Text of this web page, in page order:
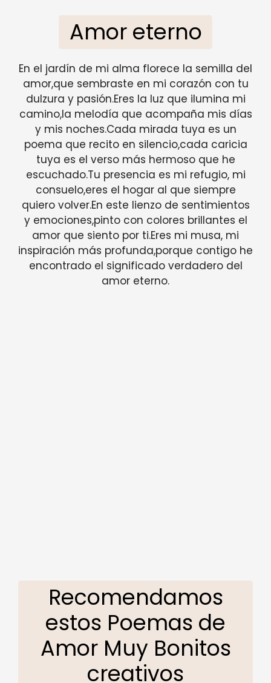
Amor eterno
En el jardín de mi alma florece la semilla del
amor,que sembraste en mi corazón con tu
dulzura y pasión.Eres la luz que ilumina mi
camino,la melodía que acompaña mis días
y mis noches.Cada mirada tuya es un
poema que recito en silencio,cada caricia
tuya es el verso más hermoso que he
escuchado.Tu presencia es mi refugio, mi
consuelo,eres el hogar al que siempre
quiero volver.En este lienzo de sentimientos
y emociones,pinto con colores brillantes el
amor que siento por ti.Eres mi musa, mi
inspiración más profunda,porque contigo he
encontrado el significado verdadero del
amor eterno.
Recomendamos
estos Poemas de
Amor Muy Bonitos
creativos